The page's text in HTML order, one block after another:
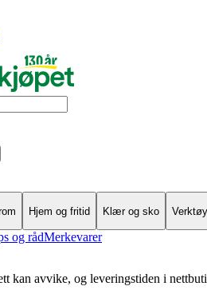
Hjem og fritid Klær og sko
og rådMerkevarer
kan avvike, og leveringstiden i